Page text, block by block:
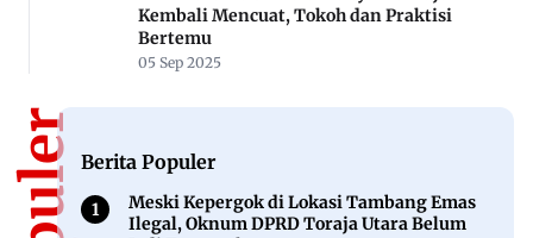
Breaking News : Buntut OTT Kadis di
Mamuju, Polda Sulbar Segera Lakukan
Penggeledahan di Pemkab Mamuju
Diambang Penggusuran, GMNI Desak
Pemda Segera Beri Solusi
21 Apr 2025
PILKADA